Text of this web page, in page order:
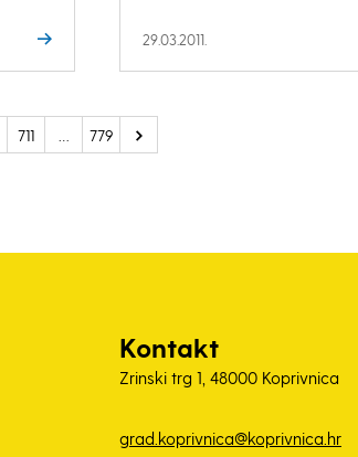
29.03.2011.
711 779
Kontakt
Zrinski trg 1, 48000 Koprivnica
grad.koprivnica@koprivnica.hr